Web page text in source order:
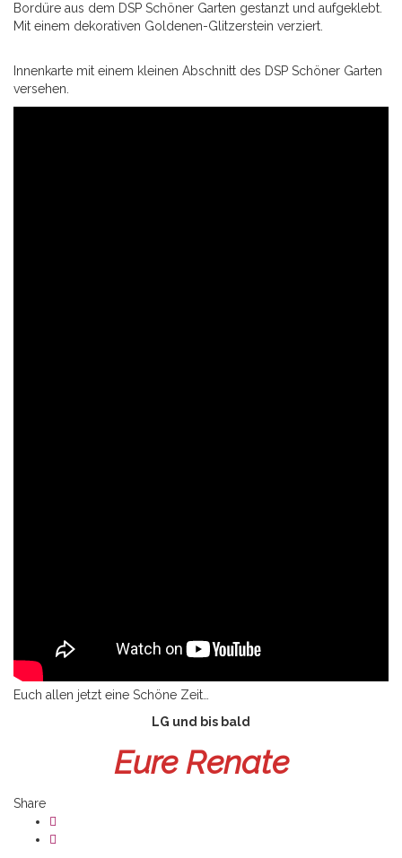
Bordüre aus dem DSP Schöner Garten gestanzt und aufgeklebt.
Mit einem dekorativen Goldenen-Glitzerstein verziert.
Innenkarte mit einem kleinen Abschnitt des DSP Schöner Garten
versehen.
Euch allen jetzt eine Schöne Zeit…
LG und bis bald
Eure Renate
Share